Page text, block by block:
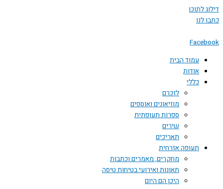
לתוכן
לנו
עמוד הבית
אודות
כללי
לזכרם
מוזיאונים ואוספים
ספרות תעופתית
שירים
תאריכים
תעופה אזרחית
מחקרים, מאמרים וכתבות
תאונות ואירועי בטיחות טיסה
היכן הם היום